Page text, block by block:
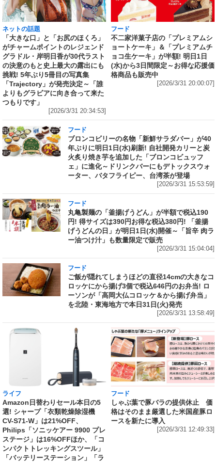
ネットの話題
「大きな口」と「お尻のほくろ」
がチャームポイントのレジェンド
グラドル・岸明日香が30代ラスト
の決意のもと史上最大の露出にも
挑戦! 5年ぶり5冊目の写真集
「Trajectory」が発売決定～「誰
よりもグラビアに向き合って来た
つもりです」
[2026/3/31 20:34:53]
フード
不二家洋菓子店の「プレミアムシ
ョートケーキ」＆「プレミアムチ
ョコ生ケーキ」が半額! 明日1日
(水)から3日間限定～お得な応援価
格商品も販売中
[2026/3/31 20:00:07]
フード
ブロンコビリーの名物「新鮮サラダバー」が40
年ぶりに明日1日(水)刷新! 自社開発カリーと炭
火炙り焼き芋を追加した「ブロンコビュッフ
ェ」に進化～ドリンクバーにもデトックスウォ
ーター、バタフライピー、台湾茶が登場
[2026/3/31 15:53:59]
フード
丸亀製麺の「釜揚げうどん」が半額で税込190
円! 得サイズは390円お得な税込380円! 「釜揚
げうどんの日」が明日1日(水)開催～「旨辛 肉ラ
ー油つけ汁」も数量限定で販売
[2026/3/31 15:04:04]
フード
ご飯が隠れてしまうほどの直径14cmの大きなコ
ロッケにから揚げ3個で税込646円のお弁当! ロ
ーソンが「高岡大仏コロッケ＆から揚げ弁当」
を北陸・東海地方で本日31日(火)発売
[2026/3/31 13:58:49]
ライフ
Amazon日替わりセール本日の5
選! シャープ「衣類乾燥除湿機
CV-S71-W」は21%OFF、
Philips「ソニッケアー 9900 プレ
ステージ」は16%OFFほか、「コ
ンパクトトレッキングスツール」
「バッテリーステーション」「ラ
フード
しゃぶ葉で豚バラの提供休止 価
格はそのまま厳選した米国産豚ロ
ースを新たに導入
[2026/3/31 12:49:33]